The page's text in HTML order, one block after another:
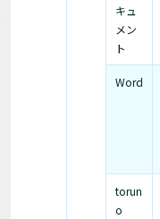
キュ
メン
ト
Word
torun
o